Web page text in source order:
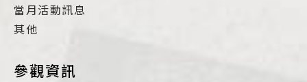
當月活動訊息
其他
參觀資訊